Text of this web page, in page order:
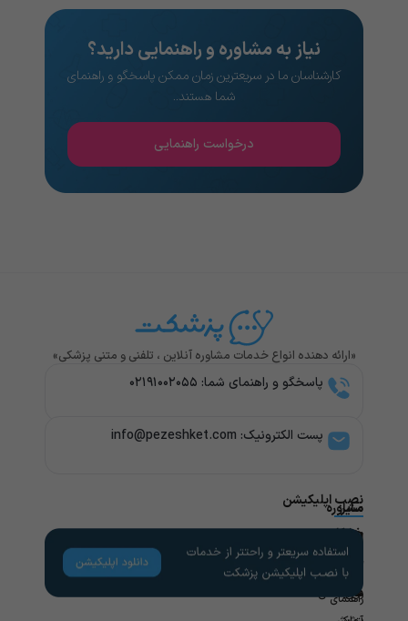
نیاز به مشاوره و راهنمایی دارید؟
کارشناسان ما در سریعترین زمان ممکن پاسخگو و راهنمای
شما هستند..
درخواست راهنمایی
«ارائه دهنده انواع خدمات مشاوره آنلاین ، تلفنی و متنی پزشکی»
پاسخگو و راهنمای شما: ۰۲۱۹۱۰۰۲۰۵۵
پست الکترونیک: info@pezeshket.com​
مشاوره
پزشکی
تخصص
های
سایر
خدمات
مشاوره
روانشناسی
راهنمای
کاربران
راهنمای
لینک
های
مفید
نصب اپلیکیشن